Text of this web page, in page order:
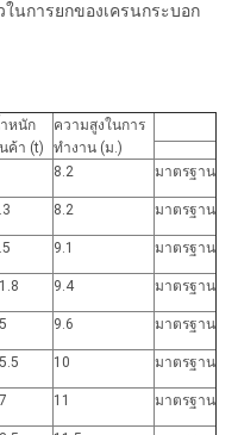
นการยกของเครนกระบอก
หนัก
ค้า (t)
ความสูงในการ
ทำงาน (ม.)
8.2 มาตรฐาน
8.2 มาตรฐาน
9.1 มาตรฐาน
9.4 มาตรฐาน
9.6 มาตรฐาน
10 มาตรฐาน
11 มาตรฐาน